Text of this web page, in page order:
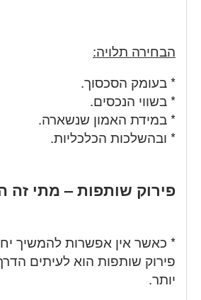
הבחירה תלויה:
* בעומק הסכסוך.
* בשווי הנכסים.
* במידת האמון שנשארה.
* ובהשלכות הכלכליות.
פירוק שותפות – מתי זה
* כאשר אין אפשרות להמשיך
פירוק שותפות הוא לעיתים
יותר.